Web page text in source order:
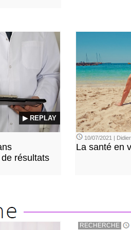
▶ REPLAY
résultats
10/07/2021 |
La santé en
RECHERCHE